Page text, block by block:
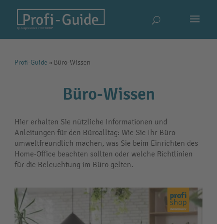
Profi-Guide » Büro-Wissen
Büro-Wissen
Hier erhalten Sie nützliche Informationen und
Anleitungen für den Büroalltag: Wie Sie Ihr Büro
umweltfreundlich machen, was Sie beim Einrichten des
Home-Office beachten sollten oder welche Richtlinien
für die Beleuchtung im Büro gelten.